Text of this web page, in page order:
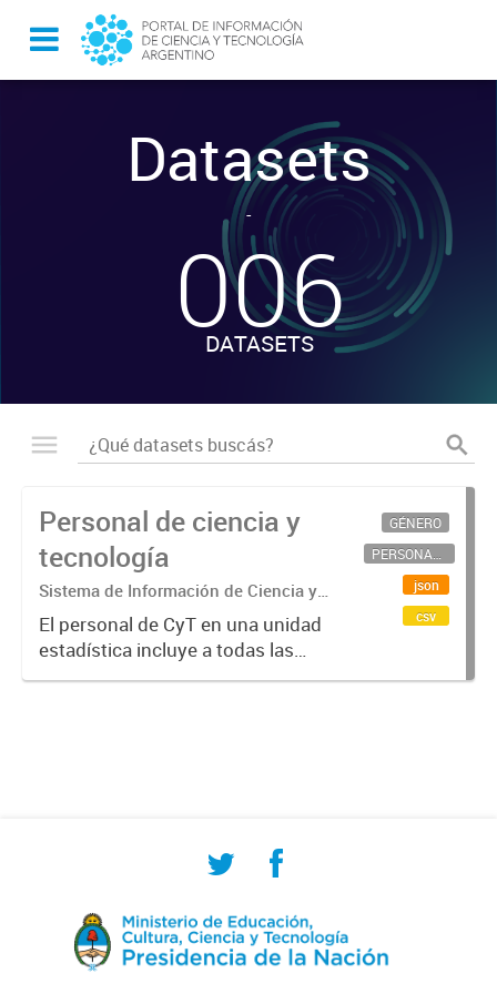
Datasets
-
006
DATASETS
Personal de ciencia y
tecnología
Sistema de Información de Ciencia y
Tecnología Argentino (SICYTAR)
El personal de CyT en una unidad
estadística incluye a todas las
personas involucradas
GÉNERO
PERSONAL CIENTÍFICO-TECNOLÓGICO
json
csv